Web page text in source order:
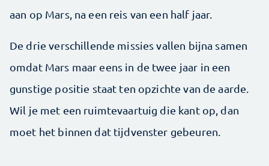
aan op Mars, na een reis van een half jaar.
De drie verschillende missies vallen bijna samen
omdat Mars maar eens in de twee jaar in een
gunstige positie staat ten opzichte van de aarde.
Wil je met een ruimtevaartuig die kant op, dan
moet het binnen dat tijdvenster gebeuren.